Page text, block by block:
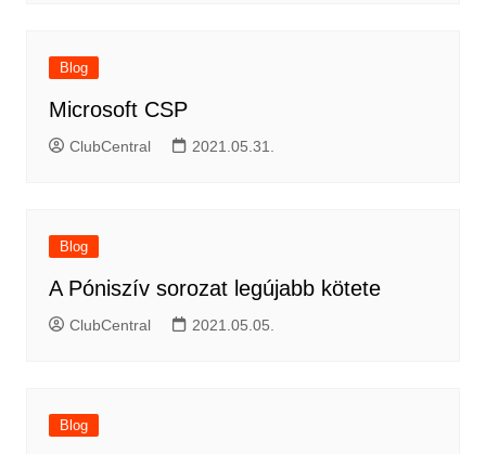
Blog
Microsoft CSP
ClubCentral 2021.05.31.
Blog
A Póniszív sorozat legújabb kötete
ClubCentral 2021.05.05.
Blog